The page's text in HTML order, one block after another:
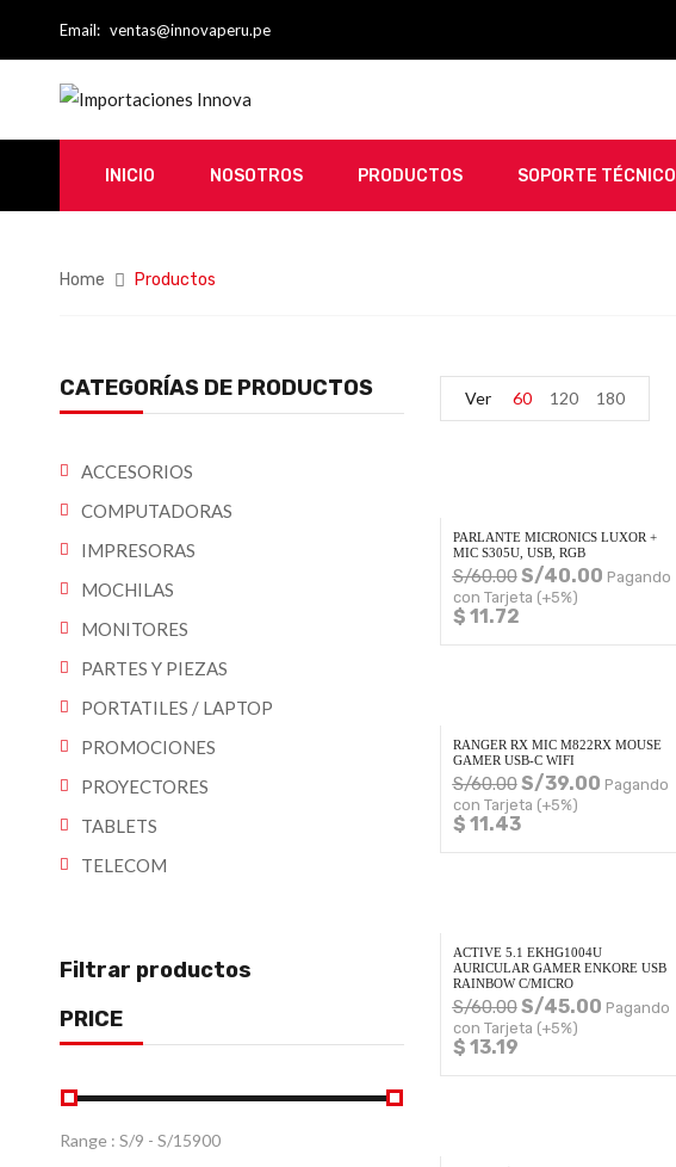
Email: ventas@innovaperu.pe
INICIO NOSOTROS PRODUCTOS SOPORTE TÉCNICO
Home Productos
CATEGORÍAS DE PRODUCTOS
ACCESORIOS
COMPUTADORAS
IMPRESORAS
MOCHILAS
MONITORES
PARTES Y PIEZAS
PORTATILES / LAPTOP
PROMOCIONES
PROYECTORES
TABLETS
TELECOM
Filtrar productos
PRICE
Range : S/9 - S/15900
Ver 60 120 180
PARLANTE MICRONICS LUXOR +
MIC S305U, USB, RGB
S/60.00S/40.00 Pagando
con Tarjeta (+5%)
$ 11.72
RANGER RX MIC M822RX MOUSE
GAMER USB-C WIFI
S/60.00S/39.00 Pagando
con Tarjeta (+5%)
$ 11.43
ACTIVE 5.1 EKHG1004U
AURICULAR GAMER ENKORE USB
RAINBOW C/MICRO
S/60.00S/45.00 Pagando
con Tarjeta (+5%)
$ 13.19